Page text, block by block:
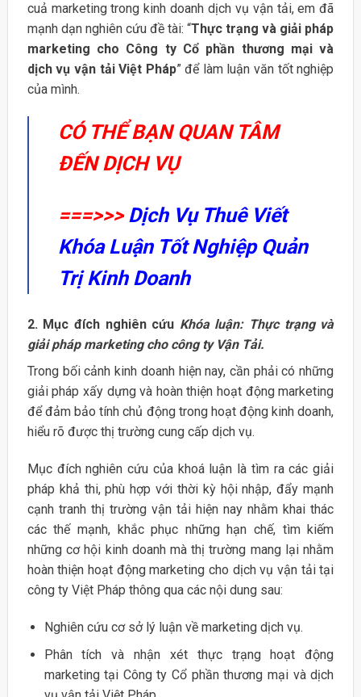
cuả marketing trong kinh doanh dịch vụ vận tải, em đã
mạnh dạn nghiên cứu đề tài: “Thực trạng và giải pháp
marketing cho Công ty Cổ phần thương mại và
dịch vụ vận tải Việt Pháp” để làm luận văn tốt nghiệp
của mình.
CÓ THỂ BẠN QUAN TÂM
ĐẾN DỊCH VỤ
===>>>Dịch Vụ Thuê Viết
Khóa Luận Tốt Nghiệp Quản
Trị Kinh Doanh
2. Mục đích nghiên cứu Khóa luận: Thực trạng và
giải pháp marketing cho công ty Vận Tải.
Trong bối cảnh kinh doanh hiện nay, cần phải có những
giải pháp xấy dựng và hoàn thiện hoạt động marketing
để đảm bảo tính chủ động trong hoạt động kinh doanh,
hiểu rõ được thị trường cung cấp dịch vụ.
Mục đích nghiên cứu của khoá luận là tìm ra các giải
pháp khả thi, phù hợp với thời kỳ hội nhập, đẩy mạnh
cạnh tranh thị trường vận tải hiện nay nhằm khai thác
các thế mạnh, khắc phục những hạn chế, tìm kiếm
những cơ hội kinh doanh mà thị trường mang lại nhằm
hoàn thiện hoạt động marketing cho dịch vụ vận tải tại
công ty Việt Pháp thông qua các nội dung sau:
Nghiên cứu cơ sở lý luận về marketing dịch vụ.
Phân tích và nhận xét thực trạng hoạt động
marketing tại Công ty Cổ phần thương mại và dịch